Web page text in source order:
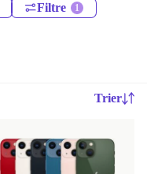
Filtre
Trier